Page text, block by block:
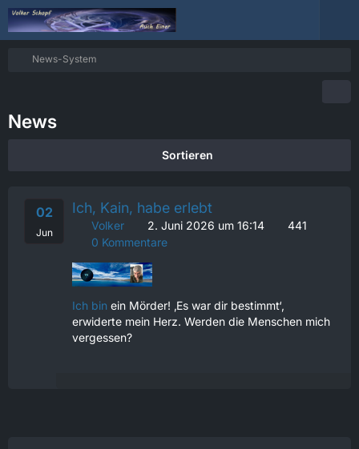
News-System
News
Sortieren
02
Jun
Ich, Kain, habe erlebt
Volker 2. Juni 2026 um 16:14
441
0 Kommentare
Ich bin ein Mörder! ‚Es war dir bestimmt‘,
erwiderte mein Herz. Werden die Menschen mich
vergessen?